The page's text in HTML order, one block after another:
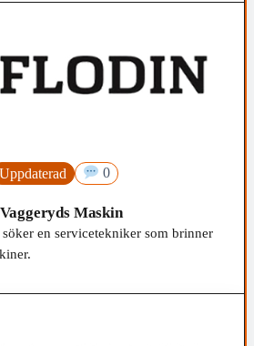
Uppdaterad 0
Maskin
en servicetekniker som brinner